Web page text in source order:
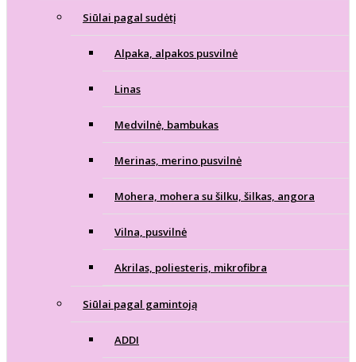
Siūlai pagal sudėtį
Alpaka, alpakos pusvilnė
Linas
Medvilnė, bambukas
Merinas, merino pusvilnė
Mohera, mohera su šilku, šilkas, angora
Vilna, pusvilnė
Akrilas, poliesteris, mikrofibra
Siūlai pagal gamintoją
ADDI